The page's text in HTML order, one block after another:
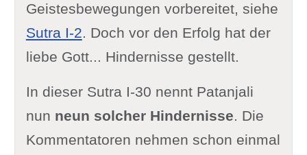
Geistesbewegungen vorbereitet, siehe
Sutra I-2. Doch vor den Erfolg hat der
liebe Gott... Hindernisse gestellt.
In dieser Sutra I-30 nennt Patanjali
nun neun solcher Hindernisse. Die
Kommentatoren nehmen schon einmal